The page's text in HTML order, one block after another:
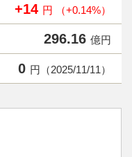
+14 円 （+0.14%）
296.16 億円
0 円（2025/11/11）